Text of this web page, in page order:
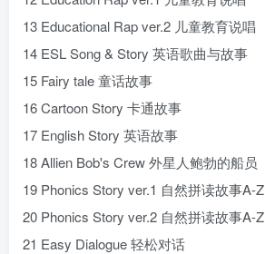
13 Educational Rap ver.2 儿童教育说唱
14 ESL Song & Story 英语歌曲与故事
15 Fairy tale 童话故事
16 Cartoon Story 卡通故事
17 English Story 英语故事
18 Allien Bob's Crew 外星人鲍勃的船员
19 Phonics Story ver.1 自然拼读故事A-Z
20 Phonics Story ver.2 自然拼读故事A-Z
21 Easy Dialogue 轻松对话